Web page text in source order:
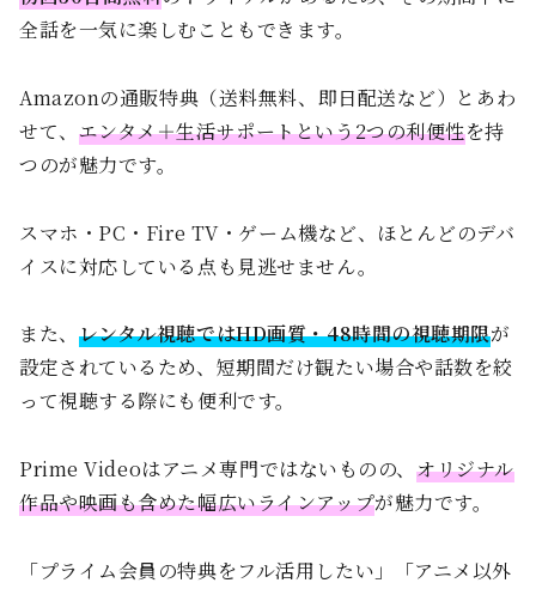
全話を一気に楽しむこともできます。
Amazonの通販特典（送料無料、即日配送など）とあわ
せて、 エンタメ＋生活サポートという2つの利便性を持
つのが魅力です。
スマホ・PC・Fire TV・ゲーム機など、ほとんどのデバ
イスに対応している点も見逃せません。
また、 レンタル視聴ではHD画質・48時間の視聴期限が
設定されているため、短期間だけ観たい場合や話数を絞
って視聴する際にも便利です。
Prime Videoはアニメ専門ではないものの、 オリジナル
作品や映画も含めた幅広いラインアップが魅力です。
「プライム会員の特典をフル活用したい」「アニメ以外